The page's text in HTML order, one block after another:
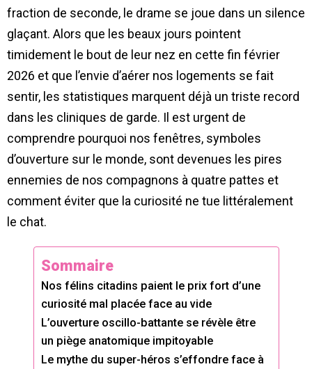
fraction de seconde, le drame se joue dans un silence
glaçant. Alors que les beaux jours pointent
timidement le bout de leur nez en cette fin février
2026 et que l’envie d’aérer nos logements se fait
sentir, les statistiques marquent déjà un triste record
dans les cliniques de garde. Il est urgent de
comprendre pourquoi nos fenêtres, symboles
d’ouverture sur le monde, sont devenues les pires
ennemies de nos compagnons à quatre pattes et
comment éviter que la curiosité ne tue littéralement
le chat.
Sommaire
Nos félins citadins paient le prix fort d’une
curiosité mal placée face au vide
L’ouverture oscillo-battante se révèle être
un piège anatomique impitoyable
Le mythe du super-héros s’effondre face à